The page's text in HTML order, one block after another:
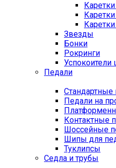
Звезды
Бонки
Рокринги
Успокоители
Педали
Стандартные
Педали на
Контактные
Шоссейные
Шипы для
Туклипсы
Седла и трубы